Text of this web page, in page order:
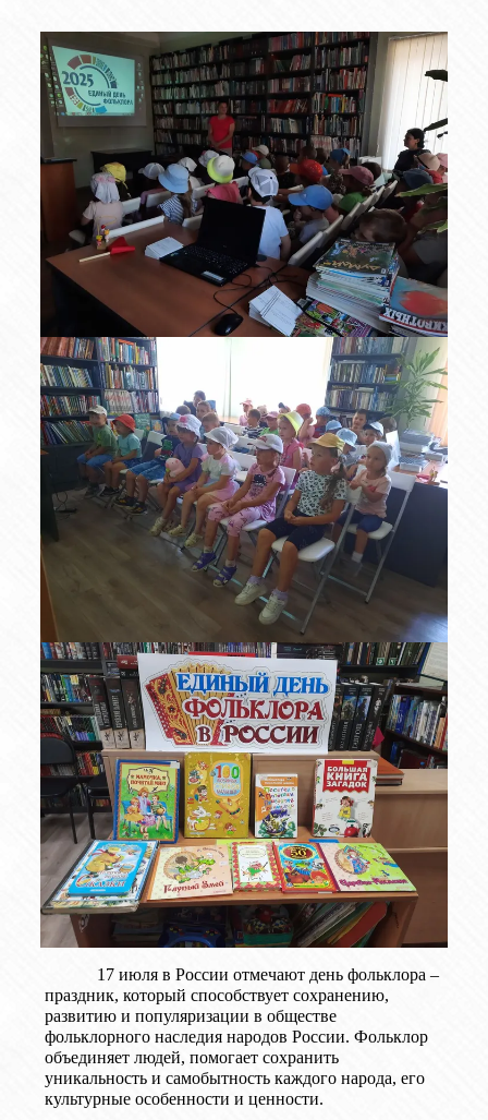
17 июля в России отмечают день фольклора –
праздник, который способствует сохранению,
развитию и популяризации в обществе
фольклорного наследия народов России. Фольклор
объединяет людей, помогает сохранить
уникальность и самобытность каждого народа, его
культурные особенности и ценности.